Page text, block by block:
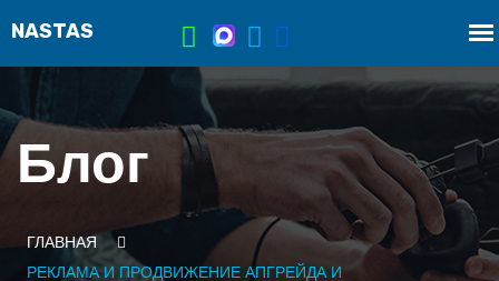
Блог
ГЛАВНАЯ
РЕКЛАМА И ПРОДВИЖЕНИЕ АПГРЕЙДА И